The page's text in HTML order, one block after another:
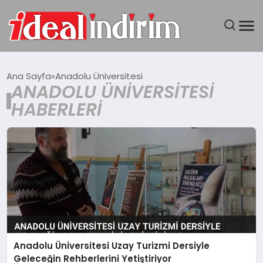
BILGISAYAR
DÜNYA
SEYAHAT
TEKNOLOJI
YAŞAM
Ana Sayfa Anadolu Üniversitesi
ANADOLU ÜNIVERSITESI
HABERLERI
Anadolu Üniversitesi Uzay Turizmi Dersiyle
Geleceğin Rehberlerini Yetiştiriyor